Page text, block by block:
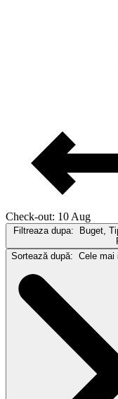
Check-out: 10 Aug
Filtreaza dupa: Buget,
Sortează după: Cele mai